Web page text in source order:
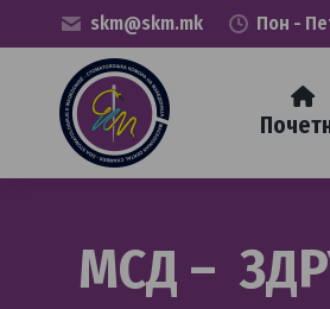
skm@skm.mk Пон -
МСД –